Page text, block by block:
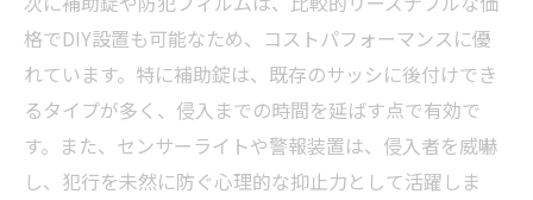
格でDIY設置も可能なため、コストパフォーマンスに優
れています。特に補助錠は、既存のサッシに後付けでき
るタイプが多く、侵入までの時間を延ばす点で有効で
す。また、センサーライトや警報装置は、侵入者を威嚇
し、犯行を未然に防ぐ心理的な抑止力として活躍しま